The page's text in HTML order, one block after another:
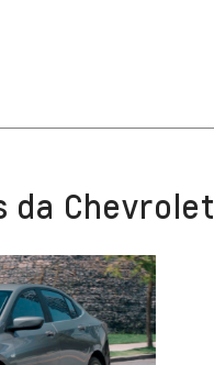
da Chevrolet